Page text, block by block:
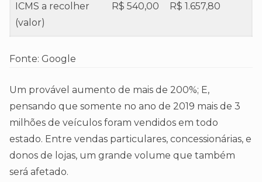
ICMS a recolher
(valor)
R$ 540,00 R$ 1.657,80
Fonte: Google
Um provável aumento de mais de 200%; E,
pensando que somente no ano de 2019 mais de 3
milhões de veículos foram vendidos em todo
estado. Entre vendas particulares, concessionárias, e
donos de lojas, um grande volume que também
será afetado.